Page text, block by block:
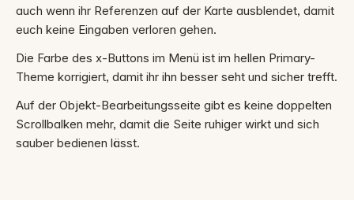
auch wenn ihr Referenzen auf der Karte ausblendet, damit
euch keine Eingaben verloren gehen.
Die Farbe des x-Buttons im Menü ist im hellen Primary-
Theme korrigiert, damit ihr ihn besser seht und sicher trefft.
Auf der Objekt-Bearbeitungsseite gibt es keine doppelten
Scrollbalken mehr, damit die Seite ruhiger wirkt und sich
sauber bedienen lässt.